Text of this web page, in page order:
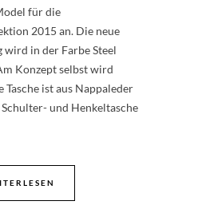
für die
2015 an. Die neue
wird in der Farbe Steel
Konzept selbst wird
ist aus Nappaleder
und Henkeltasche